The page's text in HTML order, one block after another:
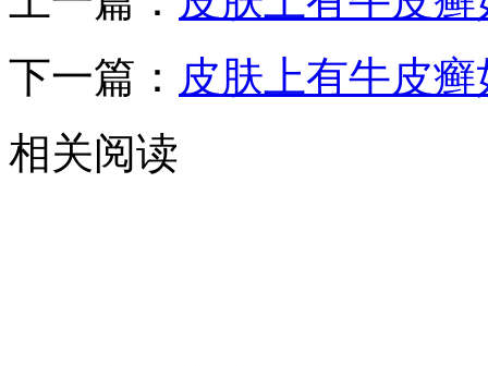
下一篇： 皮肤上有牛皮
相关阅读